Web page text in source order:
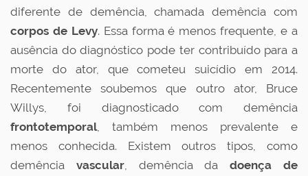
diferente de demência, chamada demência com
corpos de Levy. Essa forma é menos frequente, e a
ausência do diagnóstico pode ter contribuído para a
morte do ator, que cometeu suicídio em 2014.
Recentemente soubemos que outro ator, Bruce
Willys, foi diagnosticado com demência
frontotemporal, também menos prevalente e
menos conhecida. Existem outros tipos, como
demência vascular, demência dadoença de